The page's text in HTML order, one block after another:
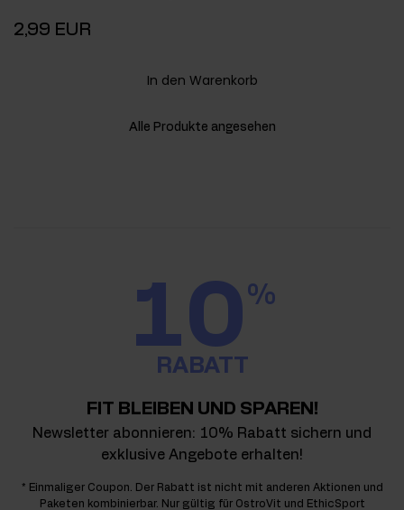
2,99 EUR
In den Warenkorb
Alle Produkte angesehen
10%
RABATT
FIT BLEIBEN UND SPAREN!
Newsletter abonnieren: 10% Rabatt sichern und
exklusive Angebote erhalten!
* Einmaliger Coupon. Der Rabatt ist nicht mit anderen Aktionen und
Paketen kombinierbar. Nur gültig für OstroVit und EthicSport